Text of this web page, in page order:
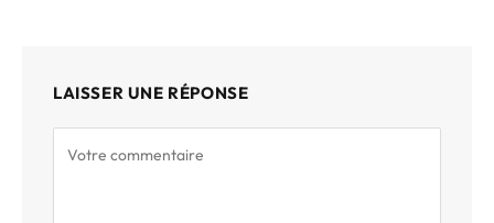
LAISSER UNE RÉPONSE